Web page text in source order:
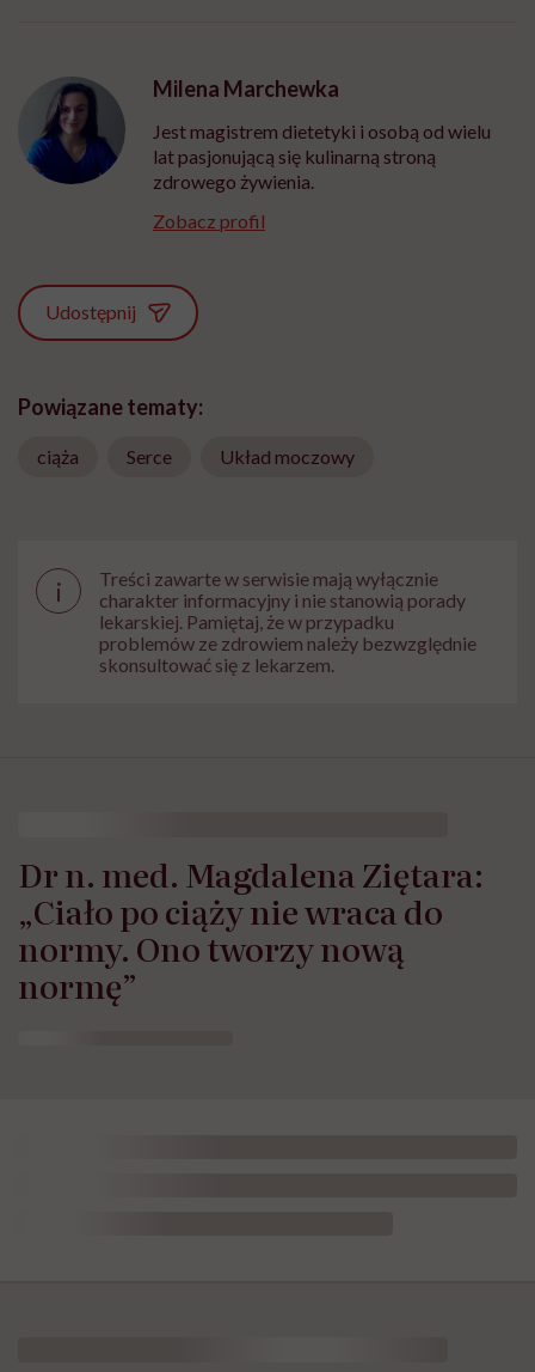
Milena Marchewka
Jest magistrem dietetyki i osobą od wielu
lat pasjonującą się kulinarną stroną
zdrowego żywienia.
Zobacz profil
Udostępnij
Powiązane tematy:
ciąża Serce Układ moczowy
i
Treści zawarte w serwisie mają wyłącznie
charakter informacyjny i nie stanowią porady
lekarskiej. Pamiętaj, że w przypadku
problemów ze zdrowiem należy bezwzględnie
skonsultować się z lekarzem.
Dr n. med. Magdalena Ziętara:
„Ciało po ciąży nie wraca do
normy. Ono tworzy nową
normę”